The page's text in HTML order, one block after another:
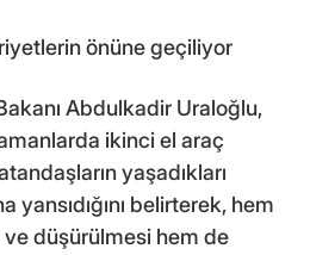
önüne geçiliyor
Abdulkadir Uraloğlu,
ikinci el araç
yaşadıkları
yansıdığını belirterek, hem
ve düşürülmesi hem de